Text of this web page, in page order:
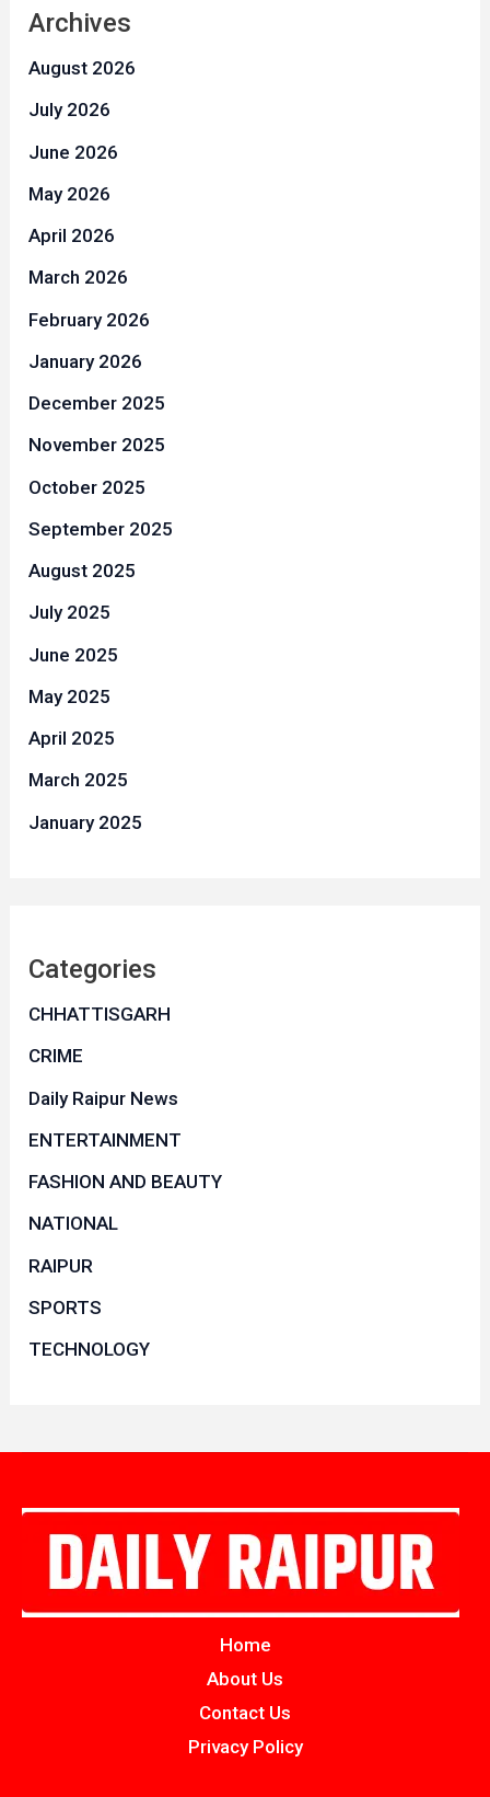
Archives
August 2026
July 2026
June 2026
May 2026
April 2026
March 2026
February 2026
January 2026
December 2025
November 2025
October 2025
September 2025
August 2025
July 2025
June 2025
May 2025
April 2025
March 2025
January 2025
Categories
CHHATTISGARH
CRIME
Daily Raipur News
ENTERTAINMENT
FASHION AND BEAUTY
NATIONAL
RAIPUR
SPORTS
TECHNOLOGY
Home
About Us
Contact Us
Privacy Policy